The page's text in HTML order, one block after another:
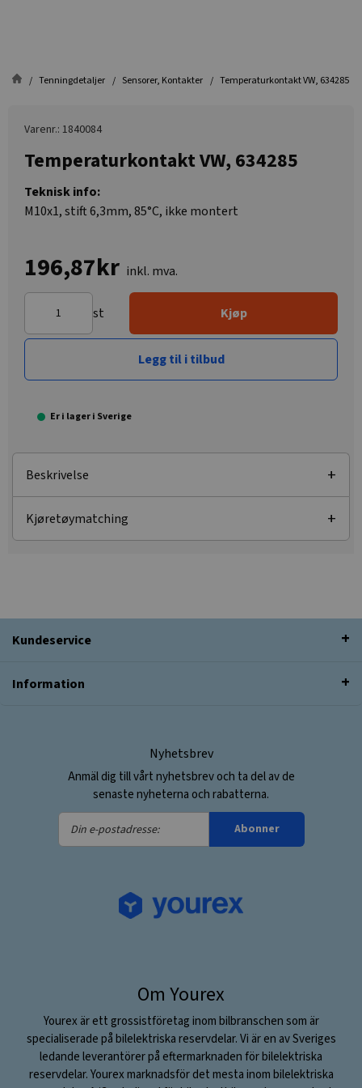
Tenningdetaljer Sensorer, Kontakter Temperaturkontakt VW, 634285
Varenr.: 1840084
Temperaturkontakt VW, 634285
Teknisk info:
M10x1, stift 6,3mm, 85°C, ikke montert
196,87kr inkl. mva.
st Kjøp
Legg til i tilbud
Er i lager i Sverige
Beskrivelse
Kjøretøymatching
Kundeservice
Information
Nyhetsbrev
Anmäl dig till vårt nyhetsbrev och ta del av de
senaste nyheterna och rabatterna.
Din
e-
Abonner
Om Yourex
Yourex är ett grossistföretag inom bilbranschen som är
specialiserade på bilelektriska reservdelar. Vi är en av Sveriges
ledande leverantörer på eftermarknaden för bilelektriska
reservdelar. Yourex marknadsför det mesta inom bilelektriska